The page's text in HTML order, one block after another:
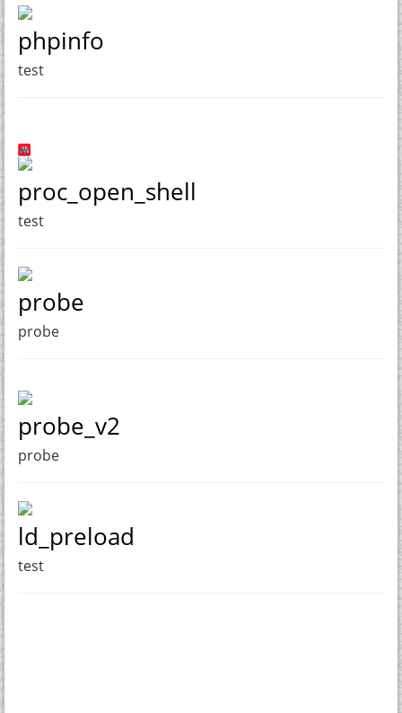
phpinfo
test
proc_open_shell
test
probe
probe
probe_v2
probe
ld_preload
test